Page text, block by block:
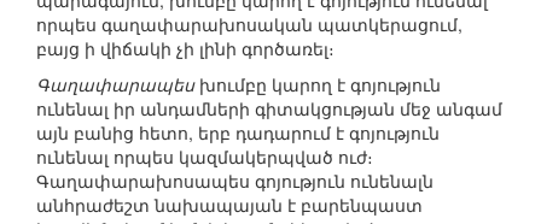
որպես գաղափարախոսական պատկերացում,
բայց ի վիճակի չի լինի գործառել։
Գաղափարապեսխումբը կարող է գոյություն
ունենալ իր անդամների գիտակցության մեջ անգամ
այն բանից հետո, երբ դադարում է գոյություն
ունենալ որպես կազմակերպված ուժ։
Գաղափարախոսապես գոյություն ունենալն
անհրաժեշտ նախապայան է բարենպաստ